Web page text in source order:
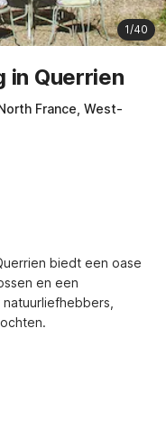
1/40
in Querrien
France, West-
biedt een oase
en een